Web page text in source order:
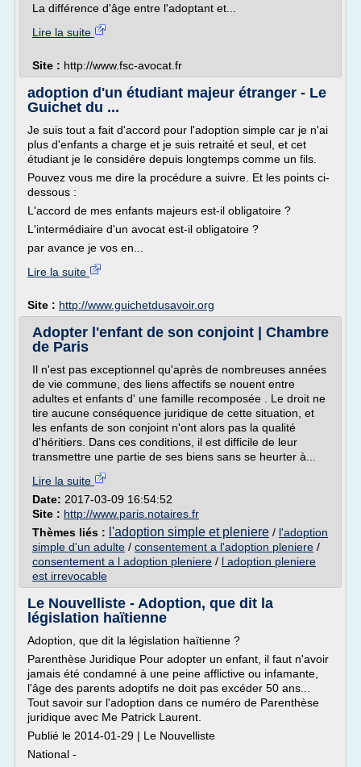
La différence d'âge entre l'adoptant et...
Lire la suite
Site : http://www.fsc-avocat.fr
adoption d'un étudiant majeur étranger - Le
Guichet du ...
Je suis tout a fait d'accord pour l'adoption simple car je n'ai
plus d'enfants a charge et je suis retraité et seul, et cet
étudiant je le considére depuis longtemps comme un fils.
Pouvez vous me dire la procédure a suivre. Et les points ci-
dessous :
L'accord de mes enfants majeurs est-il obligatoire ?
L'intermédiaire d'un avocat est-il obligatoire ?
par avance je vos en...
Lire la suite
Site : http://www.guichetdusavoir.org
Adopter l'enfant de son conjoint | Chambre
de Paris
Il n'est pas exceptionnel qu'après de nombreuses années
de vie commune, des liens affectifs se nouent entre
adultes et enfants d' une famille recomposée . Le droit ne
tire aucune conséquence juridique de cette situation, et
les enfants de son conjoint n'ont alors pas la qualité
d'héritiers. Dans ces conditions, il est difficile de leur
transmettre une partie de ses biens sans se heurter à...
Lire la suite
Date: 2017-03-09 16:54:52
Site : http://www.paris.notaires.fr
Thèmes liés : l'adoption simple et pleniere / l'adoption
simple d'un adulte / consentement a l'adoption pleniere /
consentement a l adoption pleniere / l adoption pleniere
est irrevocable
Le Nouvelliste - Adoption, que dit la
législation haïtienne
Adoption, que dit la législation haïtienne ?
Parenthèse Juridique Pour adopter un enfant, il faut n'avoir
jamais été condamné à une peine afflictive ou infamante,
l'âge des parents adoptifs ne doit pas excéder 50 ans...
Tout savoir sur l'adoption dans ce numéro de Parenthèse
juridique avec Me Patrick Laurent.
Publié le 2014-01-29 | Le Nouvelliste
National -